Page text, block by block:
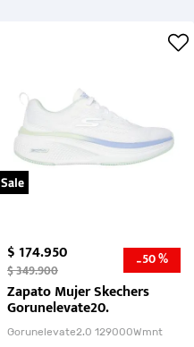
Sale
$174.950
$349.900 -50 %
Zapato Mujer Skechers
Gorunelevate20.
Gorunelevate2.0 129000Wmnt